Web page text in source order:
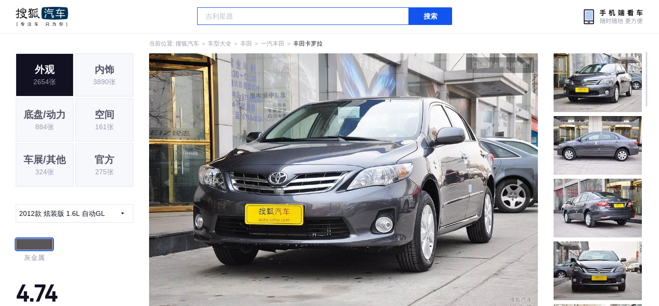
搜索
当前位置: 搜狐汽车 ＞ 车型大全 ＞ 丰田 ＞ 一汽丰田 ＞ 丰田卡罗拉
外观
2654张
内饰
3890张
底盘/动力
884张
空间
161张
车展/其他
324张
官方
275张
2012款 炫装版 1.6L 自动GL
灰金属
4.74
全屏查看高清大图